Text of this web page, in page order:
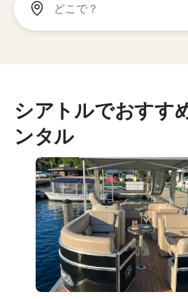
シアトルでおすす
ンタル